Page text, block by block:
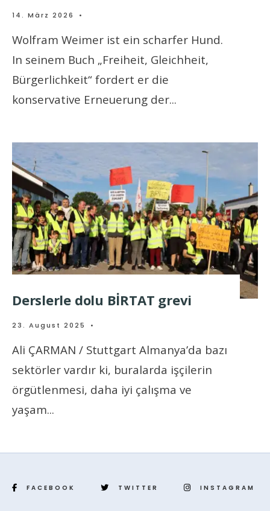
14. März 2026 •
Wolfram Weimer ist ein scharfer Hund.
In seinem Buch „Freiheit, Gleichheit,
Bürgerlichkeit“ fordert er die
konservative Erneuerung der...
Derslerle dolu BİRTAT grevi
23. August 2025 •
Ali ÇARMAN / Stuttgart Almanya’da bazı
sektörler vardır ki, buralarda işçilerin
örgütlenmesi, daha iyi çalışma ve
yaşam...
FACEBOOK TWITTER INSTAGRAM